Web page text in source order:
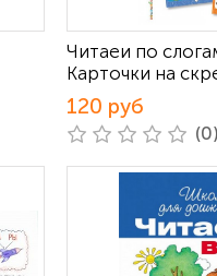
Читаеи по
Карточки на
120 руб